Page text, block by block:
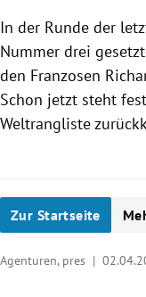
In der Runde der
Nummer drei
den Franzosen
Schon jetzt steht
Weltrangliste
Zur Startseite
Agenturen, pres |